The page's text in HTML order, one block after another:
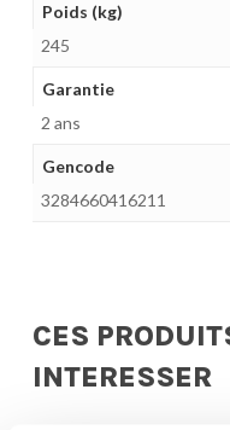
Poids (kg)
245
Garantie
2 ans
Gencode
3284660416211
CES
INTERESSER